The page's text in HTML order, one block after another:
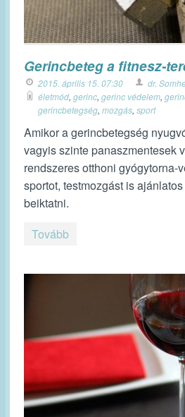
Gerincbeteg a fitnesz-
2015. április 15. 07:30 dr.
életmód, gerinc, gerinc védelem,
gerincbetegség, mozgás, sport
Amikor a gerincbetegség
vagyis szinte panaszmentesek
rendszeres otthoni gyógytorna-
sportot, testmozgást is
beiktatni.
Tovább